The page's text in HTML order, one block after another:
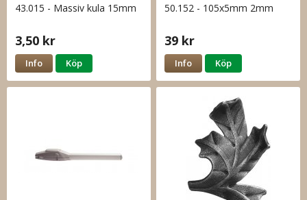
43.015 - Massiv kula 15mm
3,50 kr
Info Köp
50.152 - 105x5mm 2mm
39 kr
Info Köp